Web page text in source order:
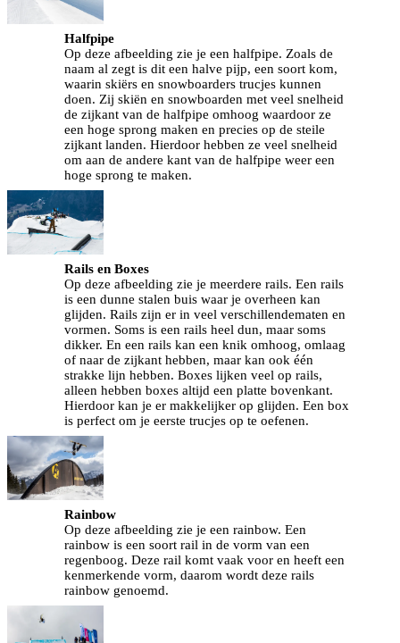
Halfpipe
Op deze afbeelding zie je een halfpipe. Zoals de
naam al zegt is dit een halve pijp, een soort kom,
waarin skiërs en snowboarders trucjes kunnen
doen. Zij skiën en snowboarden met veel snelheid
de zijkant van de halfpipe omhoog waardoor ze
een hoge sprong maken en precies op de steile
zijkant landen. Hierdoor hebben ze veel snelheid
om aan de andere kant van de halfpipe weer een
hoge sprong te maken.
Rails en Boxes
Op deze afbeelding zie je meerdere rails. Een rails
is een dunne stalen buis waar je overheen kan
glijden. Rails zijn er in veel verschillendematen en
vormen. Soms is een rails heel dun, maar soms
dikker. En een rails kan een knik omhoog, omlaag
of naar de zijkant hebben, maar kan ook één
strakke lijn hebben. Boxes lijken veel op rails,
alleen hebben boxes altijd een platte bovenkant.
Hierdoor kan je er makkelijker op glijden. Een box
is perfect om je eerste trucjes op te oefenen.
Rainbow
Op deze afbeelding zie je een rainbow. Een
rainbow is een soort rail in de vorm van een
regenboog. Deze rail komt vaak voor en heeft een
kenmerkende vorm, daarom wordt deze rails
rainbow genoemd.